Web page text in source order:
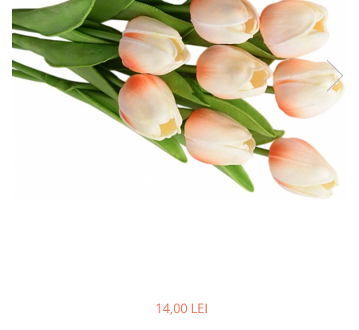
Iarba Artificiala
14,00 LEI